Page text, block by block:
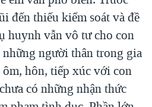
đến thiếu kiểm soát và đề
huynh vẫn vô tư cho con
người thân trong gia
hôn, tiếp xúc với con
có những nhận thức